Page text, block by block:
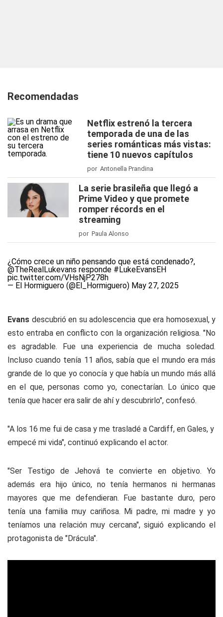
Recomendadas
Netflix estrenó la tercera
temporada de una de las
series románticas más vistas:
tiene 10 nuevos capítulos
por Antonella Prandina
La serie brasileña que llegó a
Prime Video y que promete
romper récords en el
streaming
por Paula Alonso
¿Cómo crece un niño pensando que está condenado?,
@TheRealLukevans responde #LukeEvansEH
pic.twitter.com/VHsNjP278h
— El Hormiguero (@El_Hormiguero) May 27, 2025
Evans descubrió en su adolescencia que era homosexual, y
esto entraba en conflicto con la organización religiosa. "No
es agradable. Fue una experiencia de mucha soledad.
Incluso cuando tenía 11 años, sabía que el mundo era más
grande de lo que yo conocía y que había un mundo más allá
en el que, personas como yo, conectarían. Lo único que
tenía que hacer era salir de ahí y descubrirlo", confesó.
"A los 16 me fui de casa y me trasladé a Cardiff, en Gales, y
empecé mi vida", continuó explicando el actor.
"Ser Testigo de Jehová te convierte en objetivo. Yo
además era hijo único, no tenía hermanos ni hermanas
mayores que me defendieran. Fue bastante duro, pero
tenía una familia muy cariñosa. Mi padre, mi madre y yo
teníamos una relación muy cercana", siguió explicando el
protagonista de "Drácula".